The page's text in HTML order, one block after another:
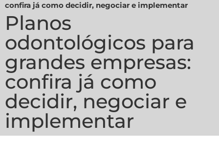
confira já como decidir, negociar e implementar
Planos
odontológicos para
grandes empresas:
confira já como
decidir, negociar e
implementar